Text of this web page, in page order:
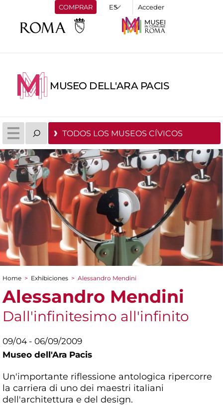
COMPRAR Acceder
MUSEO DELL'ARA PACIS
TODOS LOS MUSEOS CÍVICOS
You are here
Home > Exhibiciones > Alessandro Mendini
Alessandro Mendini
Dall'infinitesimo all'infinito
09/04 - 06/09/2009
Museo dell'Ara Pacis
Un'importante riflessione antologica ripercorre
la carriera di uno dei maestri italiani
dell'architettura e del design.